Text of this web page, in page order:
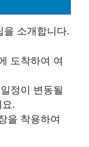
을 소개합니다.
도착하여 여
정이 변동될
.
을 착용하여